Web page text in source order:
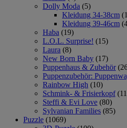
Dolly Moda (5)
Kleidung 34-38cm
Kleidung 39-46cm
Haba (19)
L.O.L. Surprise! (15)
Laura (8)
New Born Baby (17)
Puppenhaus & Zubehör
Puppenzubehör:
Rainbow High (10)
Schmink- & Frisierkopf
Steffi & Evi Love (80)
Sylvanian Families (85)
Puzzle (1069)